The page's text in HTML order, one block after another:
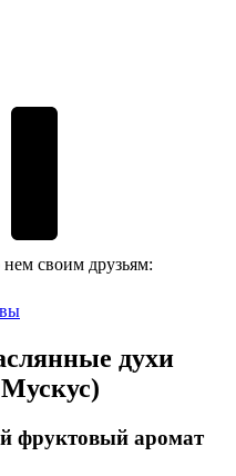
своим друзьям:
духи
фруктовый аромат